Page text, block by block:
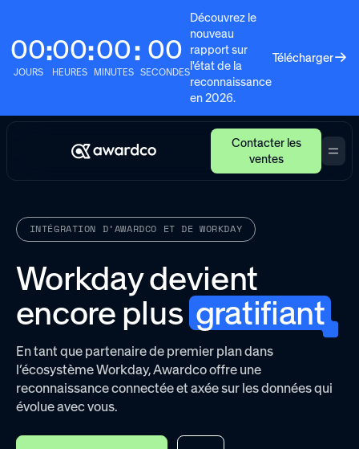
00
JOURS
:00
HEURES
:00
MINUTES
: 00
SECONDES
Découvrez le
nouveau
rapport sur
l'état de la
reconnaissance
en 2026.
Télécharger
Contacter les
ventes
INTÉGRATION D’AWARDCO ET DE WORKDAY
Workday devient
encore plus gratifiant
En tant que partenaire de premier plan dans
l’écosystème Workday, Awardco offre une
reconnaissance connectée et axée sur les données qui
évolue avec vous.